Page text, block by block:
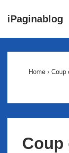
passer
iPaginablog
Home › Coup
Coup